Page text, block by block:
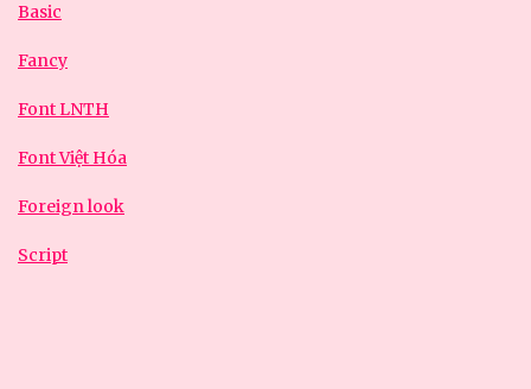
Basic
Fancy
Font LNTH
Font Việt Hóa
Foreign look
Script